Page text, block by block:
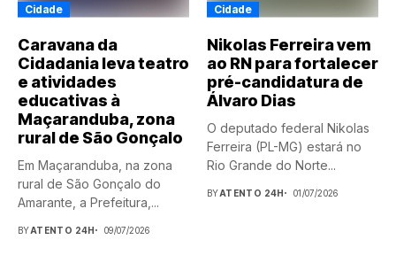
Cidade
Caravana da
Cidadania leva teatro
e atividades
educativas à
Maçaranduba, zona
rural de São Gonçalo
Em Maçaranduba, na zona
rural de São Gonçalo do
Amarante, a Prefeitura,...
BYATENTO 24H 09/07/2026
Cidade
Nikolas Ferreira vem
ao RN para fortalecer
pré-candidatura de
Álvaro Dias
O deputado federal Nikolas
Ferreira (PL-MG) estará no
Rio Grande do Norte...
BYATENTO 24H 01/07/2026